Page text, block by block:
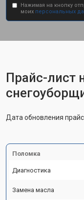
Нажимая на кнопку
моих персональных
Прайс-лист
Дата обновления
Поломка
Диагностика
Замена масла